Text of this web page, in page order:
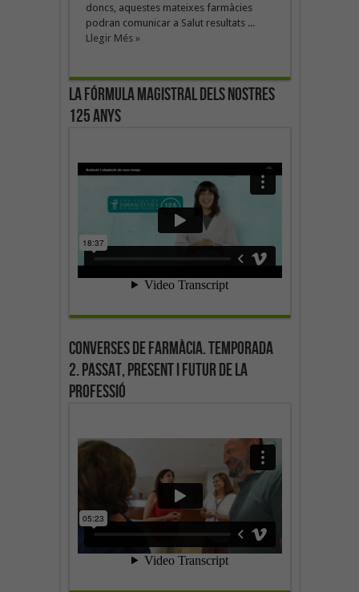
doncs, aquestes mateixes farmàcies
podran comunicar a Salut resultats ...
Llegir Més »
La fórmula magistral dels nostres
125 anys
Converses de farmàcia. Temporada
2. Passat, present i futur de la
professió